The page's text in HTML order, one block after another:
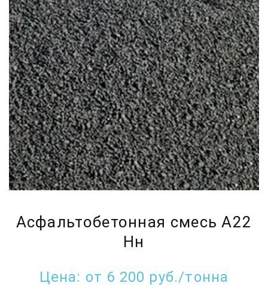
Асфальтобетонная смесь А22
Нн
Цена: от 6 200 руб./тонна